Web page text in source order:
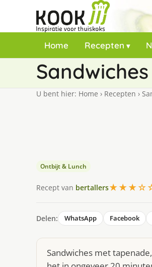
Home Recepten
U bent hier: Home › Recepten ›
Ontbijt & Lunch
Recept van bertallers
Delen: WhatsApp Facebook
Sandwiches met